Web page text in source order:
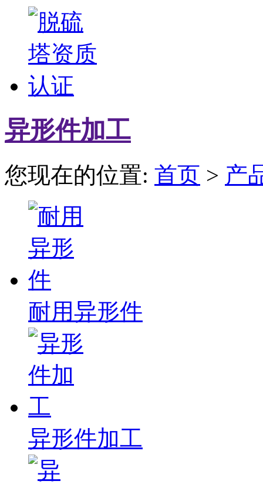
异形件加工
您现在的位置: 首页 > 产
耐用异形件
异形件加工